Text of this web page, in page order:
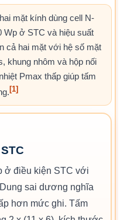
mặt kính dùng cell N-
Wp ở STC và hiệu suất
cả hai mặt với hệ số mặt
khung nhôm và hộp nối
Pmax thấp giúp tấm
[1]
ở điều kiện STC với
sai dương nghĩa
hơn mức ghi. Tấm